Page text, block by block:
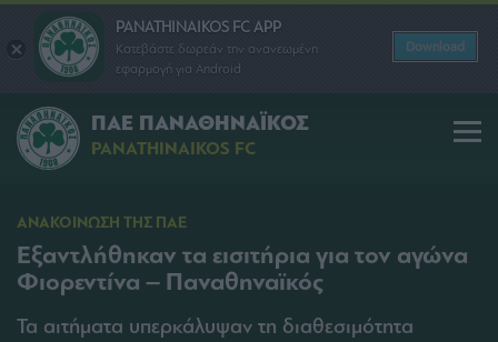
PANATHINAIKOS FC APP
Κατεβάστε δωρεάν την ανανεωμένη
εφαρμογή για Android
Download
ΠΑΕ ΠΑΝΑΘΗΝΑΪΚΟΣ
PANATHINAIKOS FC
ΑΝΑΚΟΙΝΩΣΗ ΤΗΣ ΠΑΕ
Εξαντλήθηκαν τα εισιτήρια για τον αγώνα
Φιορεντίνα – Παναθηναϊκός
Τα αιτήματα υπερκάλυψαν τη διαθεσιμότητα